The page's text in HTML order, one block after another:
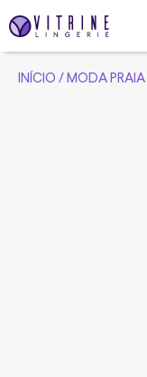
INÍCIO / MODA PRAIA